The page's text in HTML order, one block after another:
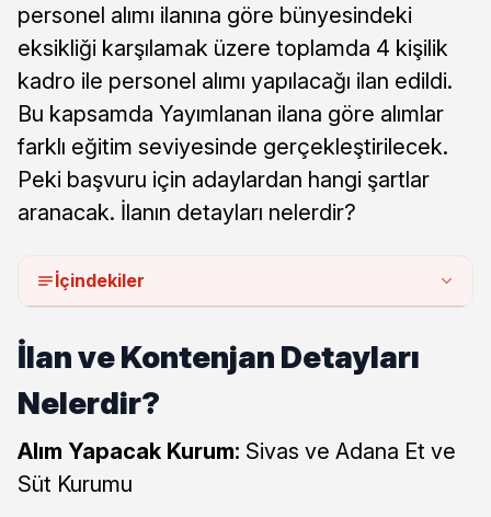
personel alımı ilanına göre bünyesindeki
eksikliği karşılamak üzere toplamda 4 kişilik
kadro ile personel alımı yapılacağı ilan edildi.
Bu kapsamda Yayımlanan ilana göre alımlar
farklı eğitim seviyesinde gerçekleştirilecek.
Peki başvuru için adaylardan hangi şartlar
aranacak. İlanın detayları nelerdir?
İçindekiler
İlan ve Kontenjan Detayları
Nelerdir?
Alım Yapacak Kurum: Sivas ve Adana Et ve
Süt Kurumu